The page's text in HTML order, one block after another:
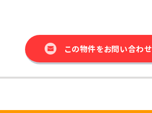
この物件をお問い合わせ